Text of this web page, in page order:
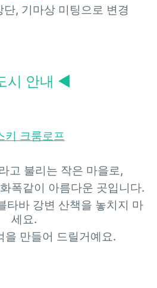
, 기마상 미팅으로 변경
시 안내 ◀
키 크룸로프
고 불리는 작은 마을로,
폭같이 아름다운 곳입니다.
타바 강변 산책을 놓치지 마
세요.
을 만들어 드릴거예요.